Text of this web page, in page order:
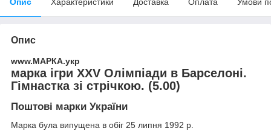
Опис
www.МАРКА.укр
марка ігри XXV Олімпіади в Барселоні.
Гімнастка зі стрічкою. (5.00)
Поштові марки України
Марка була випущена в обіг 25 липня 1992 р.